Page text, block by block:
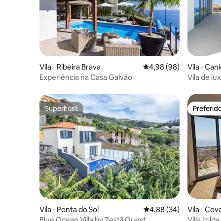
Vila ⋅ Ribeira Brava 4,98 de uma avaliação
4,98 (98)
Experiência na Casa Galvão
Vila ⋅
Vila de
Superhost
Superhost
Vila ⋅ Ponta do Sol 4,88 de uma avaliação
4,88 (34)
Vila ⋅